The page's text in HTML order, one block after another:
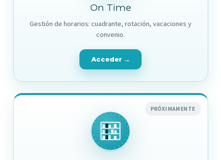
On Time
Gestión de horarios: cuadrante, rotación, vacaciones y
convenio.
Acceder →
PRÓXIMAMENTE